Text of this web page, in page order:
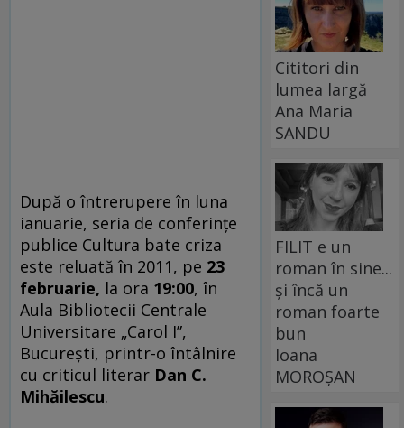
După o întrerupere în luna
ianuarie, seria de conferinţe
publice Cultura bate criza
este reluată în 2011, pe 23
februarie, la ora 19:00, în
Aula Bibliotecii Centrale
Universitare „Carol I”,
Bucureşti, printr-o întâlnire
cu criticul literar Dan C.
Mihăilescu.
Cititori din
lumea largă
Ana Maria
SANDU
FILIT e un
roman în sine...
și încă un
roman foarte
bun
Ioana
MOROȘAN